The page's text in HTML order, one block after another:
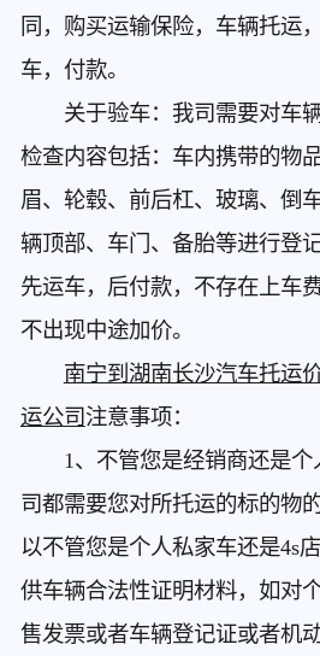
同，购买运输保险，车辆托运
车，付款。
关于验车：我司需要对车辆
检查内容包括：车内携带的物
眉、轮毂、前后杠、玻璃、倒
辆顶部、车门、备胎等进行登
先运车，后付款，不存在上车
不出现中途加价。
南宁到湖南长沙汽车托运
运公司 注意事项：
1、不管您是经销商还是个
司都需要您对所托运的标的物
以不管您是个人私家车还是4s
供车辆合法性证明材料，如对
售发票或者车辆登记证或者机